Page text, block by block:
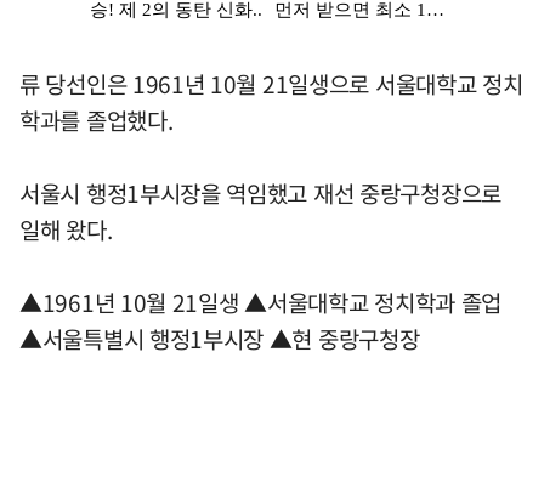
류 당선인은 1961년 10월 21일생으로 서울대학교 정치
학과를 졸업했다.
서울시 행정1부시장을 역임했고 재선 중랑구청장으로
일해 왔다.
▲1961년 10월 21일생 ▲서울대학교 정치학과 졸업
▲서울특별시 행정1부시장 ▲현 중랑구청장